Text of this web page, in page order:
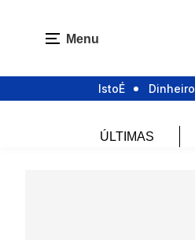
Menu
IstoÉ Dinheiro
ÚLTIMAS